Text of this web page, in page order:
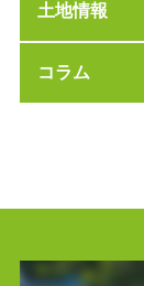
土地情報
コラム